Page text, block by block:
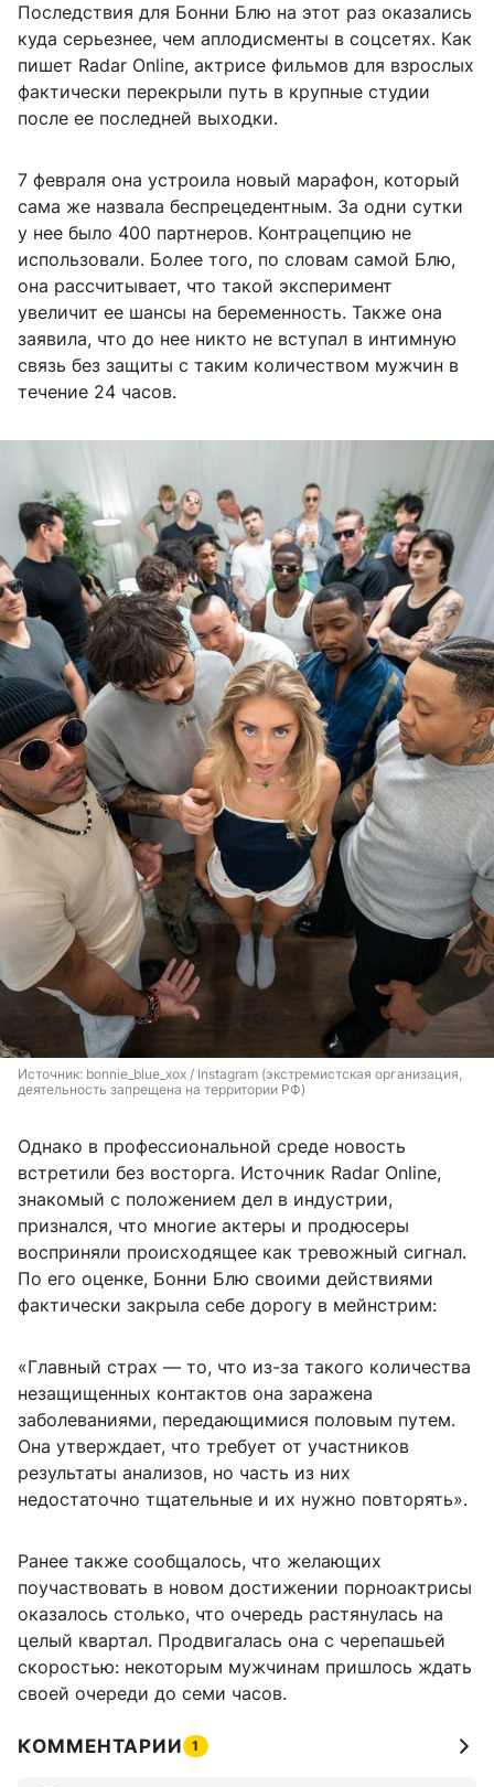
Последствия для Бонни Блю на этот раз оказались
куда серьезнее, чем аплодисменты в соцсетях. Как
пишет Radar Online, актрисе фильмов для взрослых
фактически перекрыли путь в крупные студии
после ее последней выходки.
7 февраля она устроила новый марафон, который
сама же назвала беспрецедентным. За одни сутки
у нее было 400 партнеров. Контрацепцию не
использовали. Более того, по словам самой Блю,
она рассчитывает, что такой эксперимент
увеличит ее шансы на беременность. Также она
заявила, что до нее никто не вступал в интимную
связь без защиты с таким количеством мужчин в
течение 24 часов.
Источник: bonnie_blue_xox / Instagram (экстремистская организация,
деятельность запрещена на территории РФ)
Однако в профессиональной среде новость
встретили без восторга. Источник Radar Online,
знакомый с положением дел в индустрии,
признался, что многие актеры и продюсеры
восприняли происходящее как тревожный сигнал.
По его оценке, Бонни Блю своими действиями
фактически закрыла себе дорогу в мейнстрим:
«Главный страх — то, что из-за такого количества
незащищенных контактов она заражена
заболеваниями, передающимися половым путем.
Она утверждает, что требует от участников
результаты анализов, но часть из них
недостаточно тщательные и их нужно повторять».
Ранее также сообщалось, что желающих
поучаствовать в новом достижении порноактрисы
оказалось столько, что очередь растянулась на
целый квартал. Продвигалась она с черепашьей
скоростью: некоторым мужчинам пришлось ждать
своей очереди до семи часов.
КОММЕНТАРИИ 1